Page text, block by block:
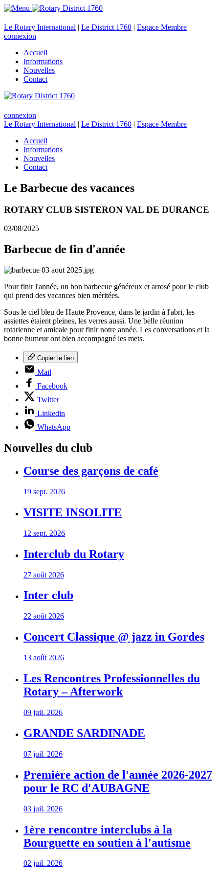
Le Rotary International | Le District 1760 | Espace Membre
connexion
Accueil
Informations
Nouvelles
Contact
connexion
Le Rotary International | Le District 1760 | Espace Membre
Accueil
Informations
Nouvelles
Contact
Le Barbecue des vacances
ROTARY CLUB SISTERON VAL DE DURANCE
03/08/2025
Barbecue de fin d'année
Pour finir l'année, un bon barbecue généreux et arrosé pour le club
qui prend des vacances bien méritées.
Sous le ciel bleu de Haute Provence, dans le jardin à l'abri, les
assiettes étaient pleines, les verres aussi. Une belle réunion
rotarienne et amicale pour finir notre année. Les conversations et la
bonne humeur ont bien accompagné les mets.
Copier le lien
Mail
Facebook
Twitter
Linkedin
WhatsApp
Nouvelles du club
Course des garçons de café
19 sept. 2026
VISITE INSOLITE
12 sept. 2026
Interclub du Rotary
27 août 2026
Inter club
22 août 2026
Concert Classique @ jazz in Gordes
13 août 2026
Les Rencontres Professionnelles du
Rotary – Afterwork
09 juil. 2026
GRANDE SARDINADE
07 juil. 2026
Première action de l'année 2026-2027
pour le RC d'AUBAGNE
03 juil. 2026
1ère rencontre interclubs à la
Bourguette en soutien à l'autisme
02 juil. 2026